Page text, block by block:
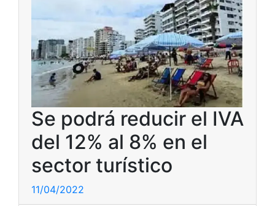
Se podrá reducir el IVA
del 12% al 8% en el
sector turístico
11/04/2022